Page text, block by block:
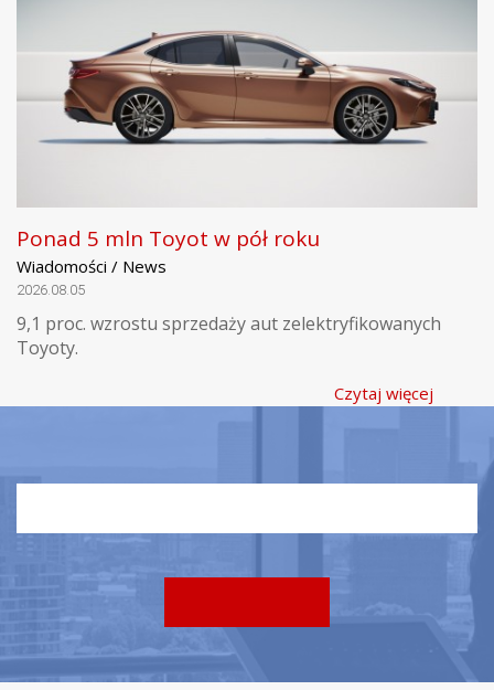
Ponad 5 mln Toyot w pół roku
Wiadomości / News
2026.08.05
9,1 proc. wzrostu sprzedaży aut zelektryfikowanych
Toyoty.
Czytaj więcej